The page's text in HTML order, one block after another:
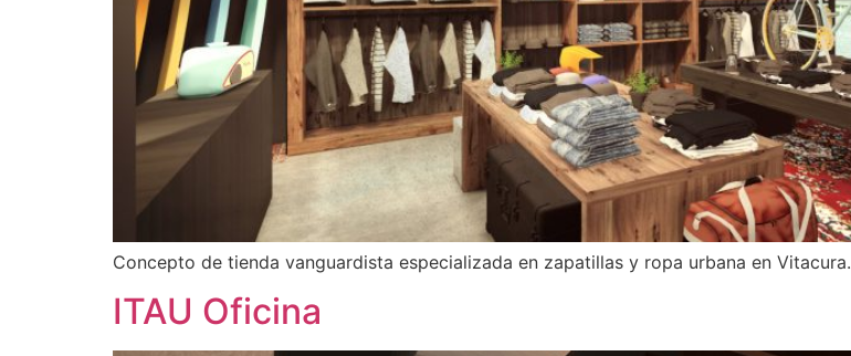
Concepto de tienda vanguardista especializada en zapatillas y ropa urbana en Vitacura.
ITAU Oficina